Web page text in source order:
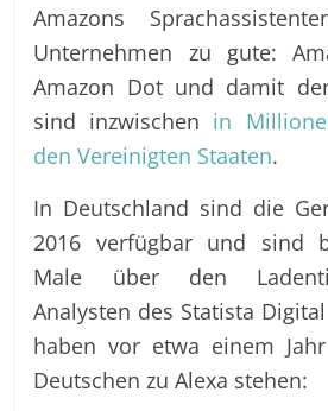
Amazons
Unternehmen zu gute:
Amazon Dot und damit
sind inzwischen in
den Vereinigten Staaten.
In Deutschland sind die
2016 verfügbar und sind
Male über den
Analysten des Statista
haben vor etwa einem
Deutschen zu Alexa stehen: